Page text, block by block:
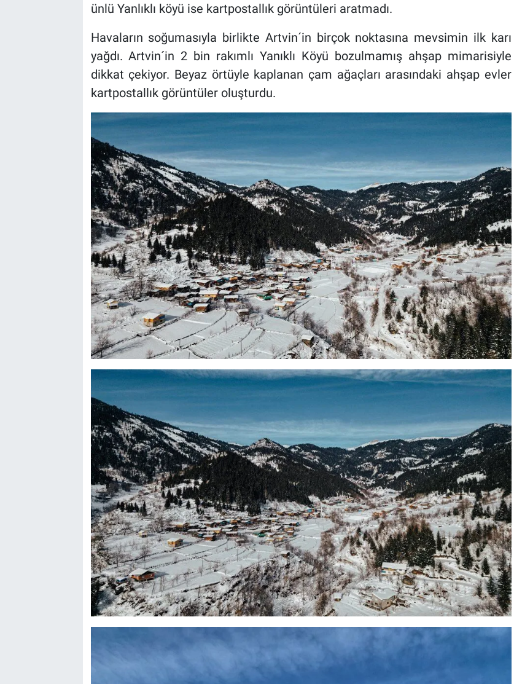
ünlü Yanlıklı köyü ise kartpostallık görüntüleri aratmadı.
Havaların soğumasıyla birlikte Artvin´in birçok noktasına mevsimin ilk karı
yağdı. Artvin´in 2 bin rakımlı Yanıklı Köyü bozulmamış ahşap mimarisiyle
dikkat çekiyor. Beyaz örtüyle kaplanan çam ağaçları arasındaki ahşap evler
kartpostallık görüntüler oluşturdu.